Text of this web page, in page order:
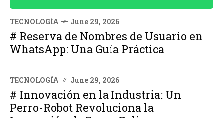
TECNOLOGÍA June 29, 2026
# Reserva de Nombres de Usuario en
WhatsApp: Una Guía Práctica
TECNOLOGÍA June 29, 2026
# Innovación en la Industria: Un
Perro-Robot Revoluciona la